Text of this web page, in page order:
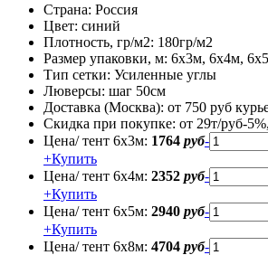
Страна: Россия
Цвет: синий
Плотность, гр/м2: 180гр/м2
Размер упаковки, м: 6х3м, 6х4м,
Тип сетки: Усиленные углы
Люверсы: шаг 50см
Доставка (Москва): от 750 руб
Скидка при покупке: от 29т/руб-
Цена/ тент 6х3м: 1764 руб-
+Купить
Цена/ тент 6х4м: 2352 руб-
+Купить
Цена/ тент 6х5м: 2940 руб-
+Купить
Цена/ тент 6х8м: 4704 руб-